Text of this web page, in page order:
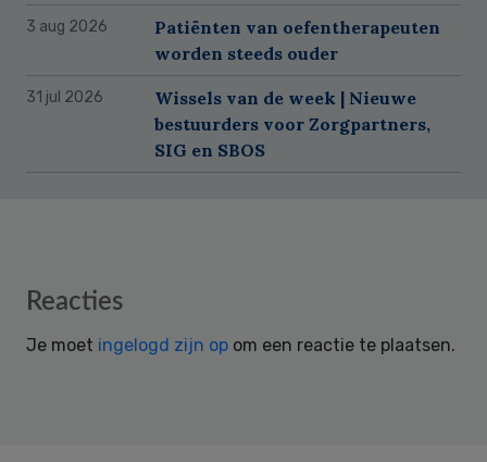
3 aug 2026
Patiënten van oefentherapeuten
worden steeds ouder
31 jul 2026
Wissels van de week | Nieuwe
bestuurders voor Zorgpartners,
SIG en SBOS
Reader
Reacties
Je moet ingelogd zijn op om een reactie te plaatsen.